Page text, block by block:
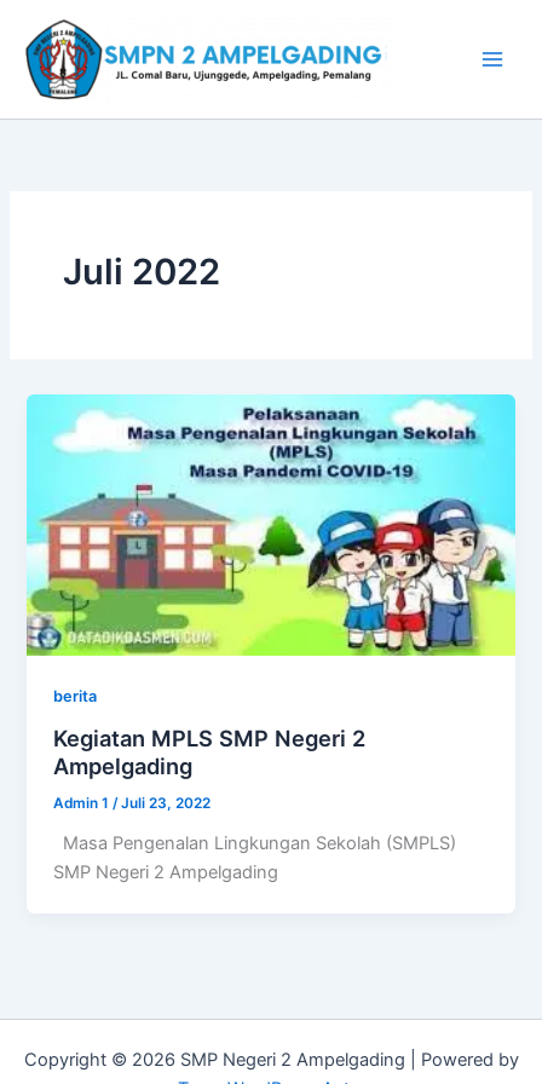
konten
Juli 2022
berita
Kegiatan MPLS SMP Negeri 2
Ampelgading
Admin 1/Juli 23, 2022
Masa Pengenalan Lingkungan Sekolah (SMPLS)
SMP Negeri 2 Ampelgading
Copyright © 2026 SMP Negeri 2 Ampelgading | Powered by